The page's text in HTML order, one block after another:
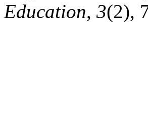
Education, 3(2),